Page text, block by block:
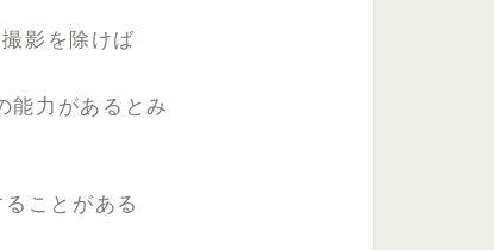
影を除けば
能力があるとみ
ことがある